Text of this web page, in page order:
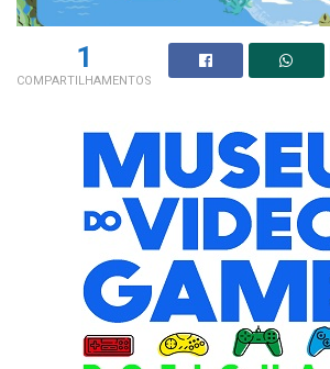
1
COMPARTILHAMENTOS